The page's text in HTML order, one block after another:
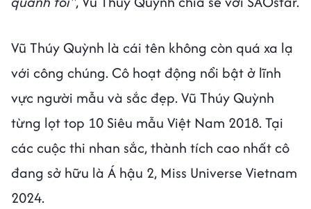
Vũ Thúy Quỳnh là cái tên không còn quá xa lạ
với công chúng. Cô hoạt động nổi bật ở lĩnh
vực người mẫu và sắc đẹp. Vũ Thúy Quỳnh
từng lọt top 10 Siêu mẫu Việt Nam 2018. Tại
các cuộc thi nhan sắc, thành tích cao nhất cô
đang sở hữu là Á hậu 2, Miss Universe Vietnam
2024.